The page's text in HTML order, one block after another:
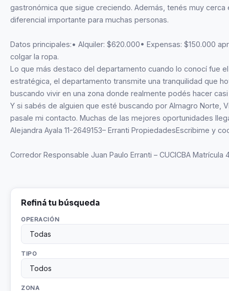
gastronómica que sigue creciendo. Además, tenés muy cerca
diferencial importante para muchas personas.
Datos principales:• Alquiler: $620.000• Expensas: $150.000
colgar la ropa.
Lo que más destaco del departamento cuando lo conocí fue
estratégica, el departamento transmite una tranquilidad que
buscando vivir en una zona donde realmente podés hacer
Y si sabés de alguien que esté buscando por Almagro Norte,
pasale mi contacto. Muchas de las mejores oportunidades
Alejandra Ayala 11-2649153– Erranti PropiedadesEscribime y
Corredor Responsable Juan Paulo Erranti – CUCICBA Matrícula
Refiná tu búsqueda
OPERACIÓN
TIPO
ZONA